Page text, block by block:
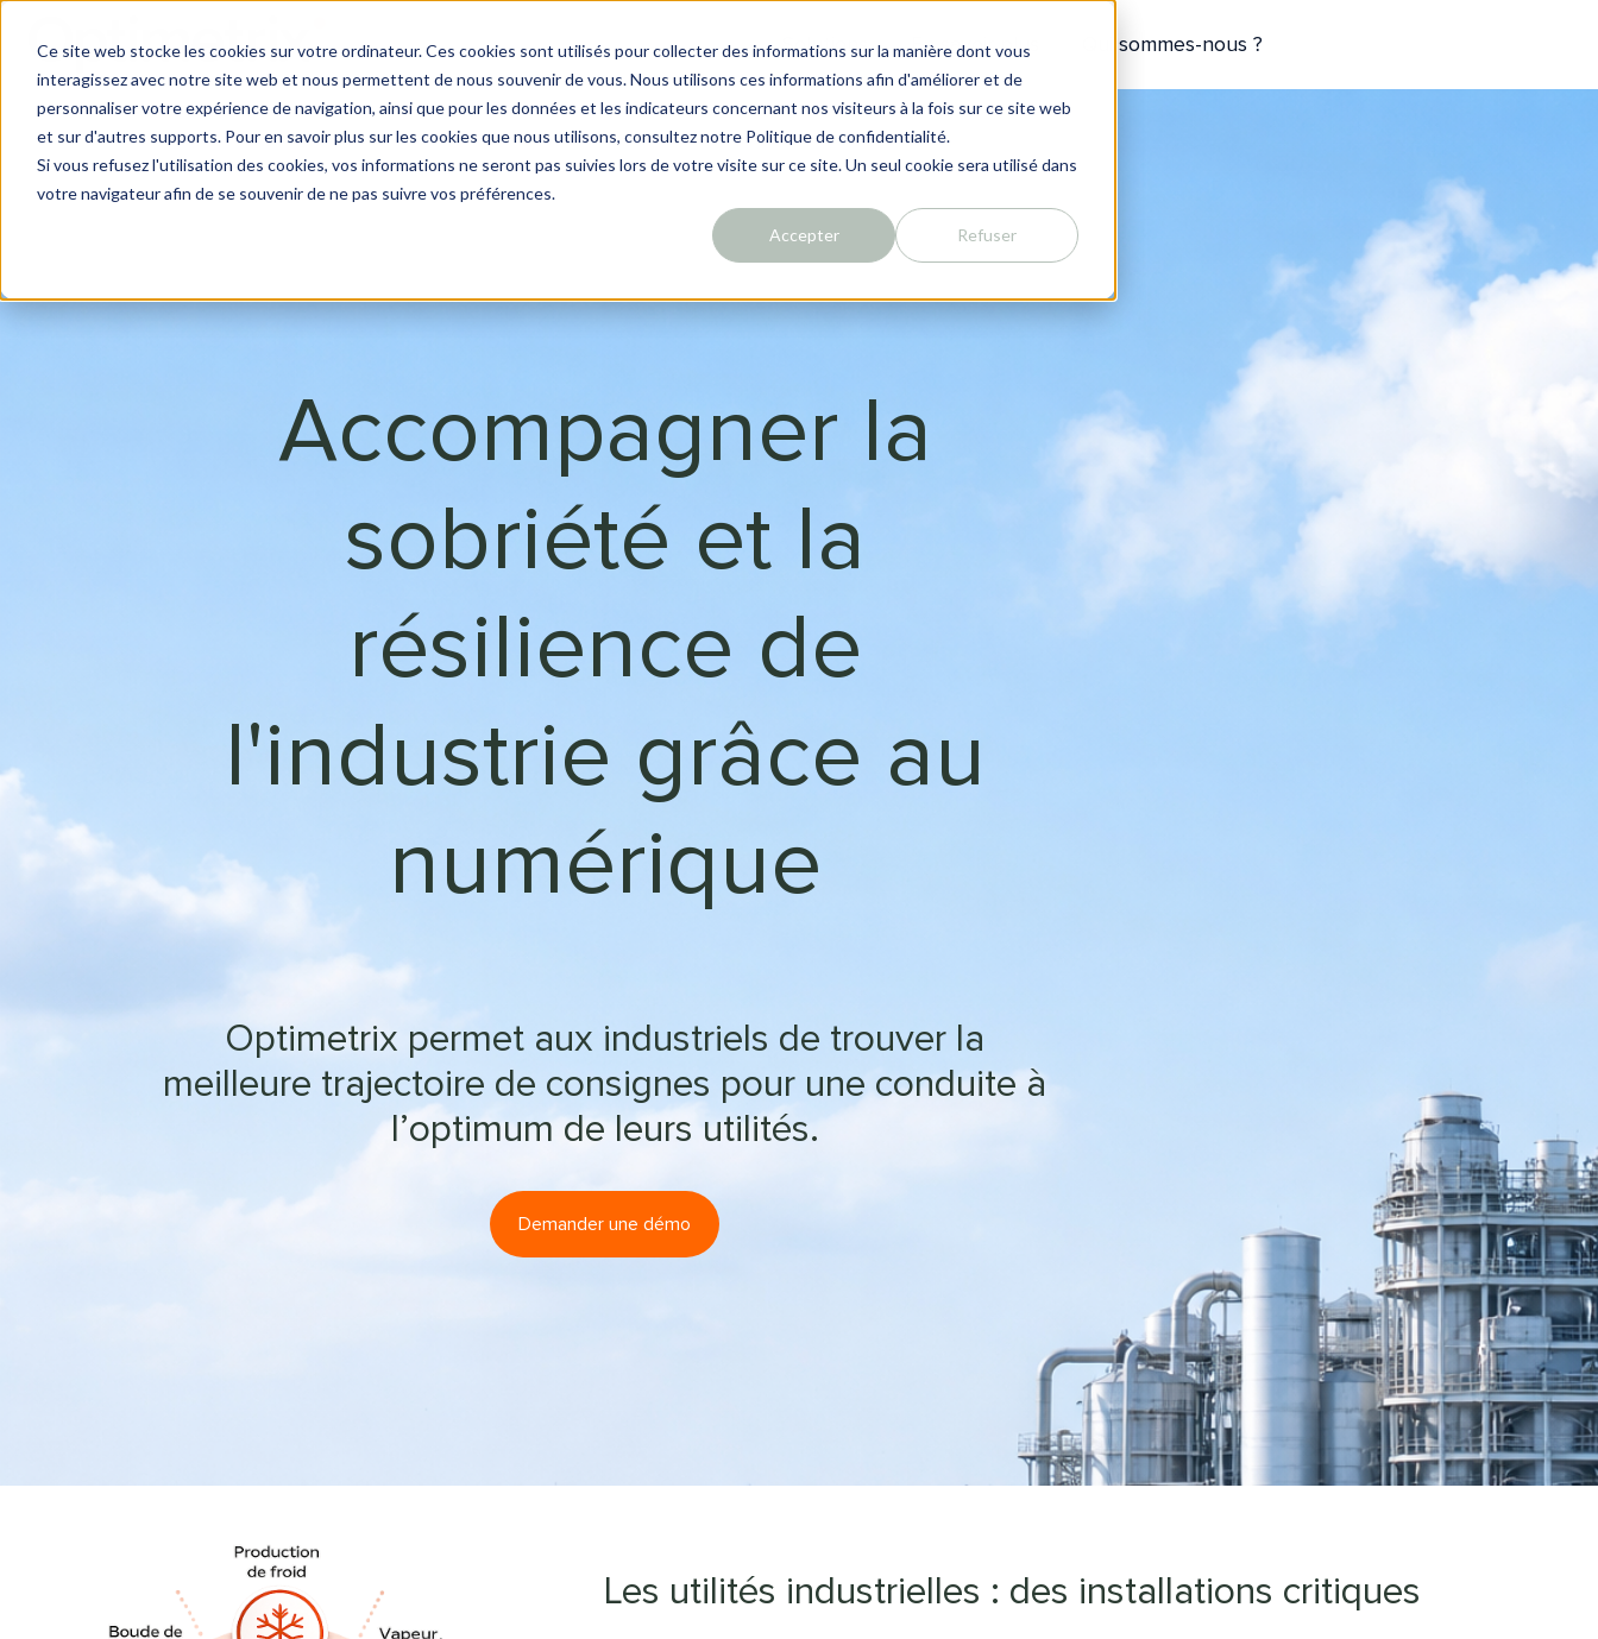
Ce site web stocke les cookies sur votre ordinateur. Ces cookies sont utilisés pour collecter des informations sur la manière dont vous
interagissez avec notre site web et nous permettent de nous souvenir de vous. Nous utilisons ces informations afin d'améliorer et de
personnaliser votre expérience de navigation, ainsi que pour les données et les indicateurs concernant nos visiteurs à la fois sur ce site web
et sur d'autres supports. Pour en savoir plus sur les cookies que nous utilisons, consultez notre Politique de confidentialité.
Si vous refusez l'utilisation des cookies, vos informations ne seront pas suivies lors de votre visite sur ce site. Un seul cookie sera utilisé dans
votre navigateur afin de se souvenir de ne pas suivre vos préférences.
Accepter Refuser
P
a
g
e
a
Solutions En savoir plus Qui sommes-nous ?
Accompagner la
sobriété et la
résilience de
l'industrie grâce au
numérique
Optimetrix permet aux industriels de trouver la
meilleure trajectoire de consignes pour une conduite à
l’optimum de leurs utilités.
Demander une démo
Les utilités industrielles : des installations critiques